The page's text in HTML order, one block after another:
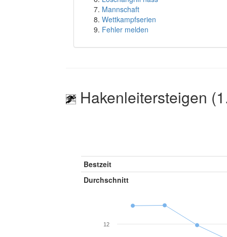
Mannschaft
Wettkampfserien
Fehler melden
Hakenleitersteigen
Bestzeit
Durchschnitt
12